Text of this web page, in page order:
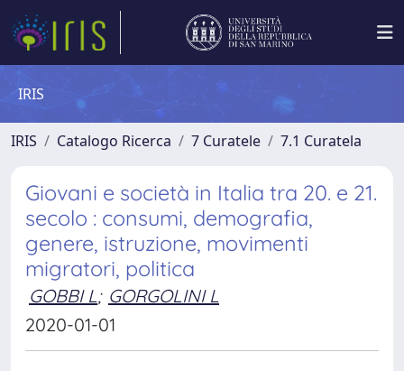
IRIS
IRIS Catalogo Ricerca 7 Curatele 7.1 Curatela
Giovani e società in Italia tra 20. e 21.
secolo : consumi, demografia,
genere, istruzione, movimenti
migratori, politica
GOBBI L; GORGOLINI L
2020-01-01